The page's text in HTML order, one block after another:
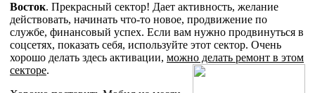
Восток. Прекрасный сектор! Дает активность, желание
действовать, начинать что-то новое, продвижение по
службе, финансовый успех. Если вам нужно продвинуться в
соцсетях, показать себя, используйте этот сектор. Очень
хорошо делать здесь активации, можно делать ремонт в этом
секторе.